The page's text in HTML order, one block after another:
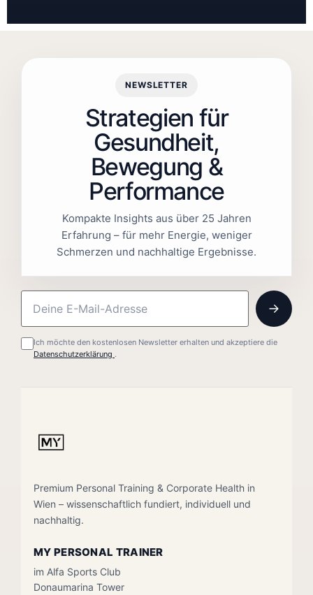
NEWSLETTER
Strategien für
Gesundheit,
Bewegung &
Performance
Kompakte Insights aus über 25 Jahren
Erfahrung – für mehr Energie, weniger
Schmerzen und nachhaltige Ergebnisse.
Ich möchte den kostenlosen Newsletter erhalten und akzeptiere die
Datenschutzerklärung .
Premium Personal Training & Corporate Health in
Wien – wissenschaftlich fundiert, individuell und
nachhaltig.
MY PERSONAL TRAINER
im Alfa Sports Club
Donaumarina Tower